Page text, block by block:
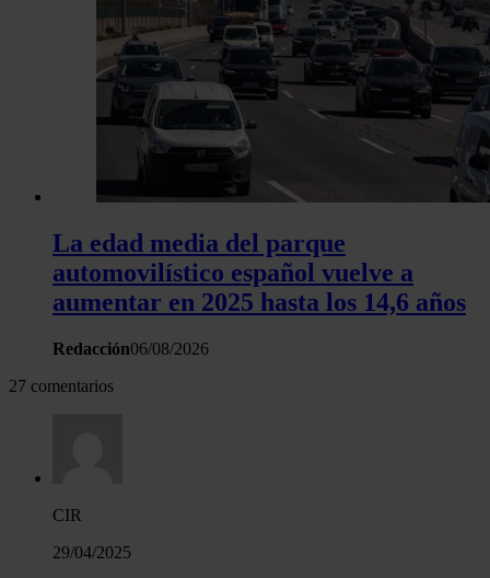
La edad media del parque
automovilístico español vuelve a
aumentar en 2025 hasta los 14,6 años
Redacción06/08/2026
27 comentarios
CIR
29/04/2025